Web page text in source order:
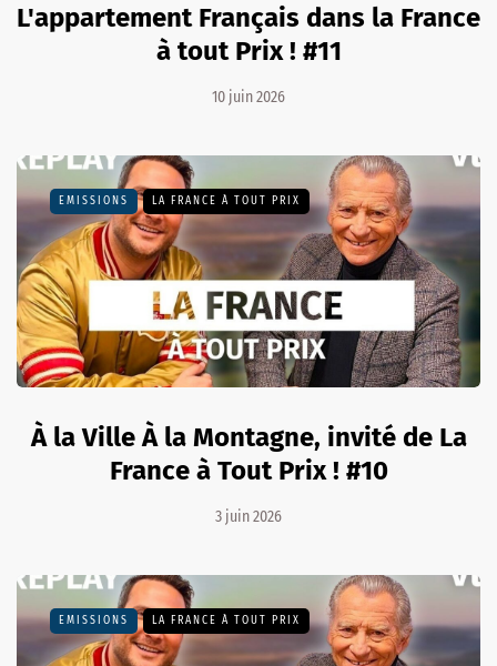
L'appartement Français dans la France
à tout Prix ! #11
10 juin 2026
EMISSIONS LA FRANCE À TOUT PRIX
À la Ville À la Montagne, invité de La
France à Tout Prix ! #10
3 juin 2026
EMISSIONS LA FRANCE À TOUT PRIX